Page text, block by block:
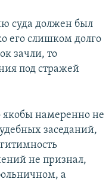
суда должен был
его слишком долго
зачли, то
под стражей
якобы намеренно не
заседаний,
не признал,
а